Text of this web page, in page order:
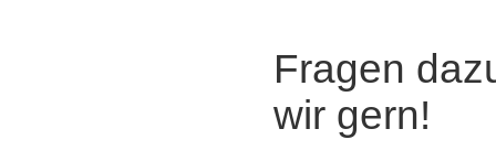
Fragen
wir gern!